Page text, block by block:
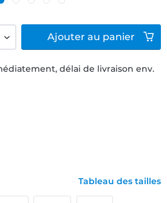
délai de livraison env.
Tableau des tailles
Ajouter au panier